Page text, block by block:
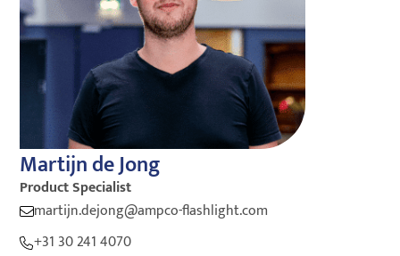
Martijn de Jong
Product Specialist
martijn.dejong@ampco-flashlight.com
+31 30 241 4070